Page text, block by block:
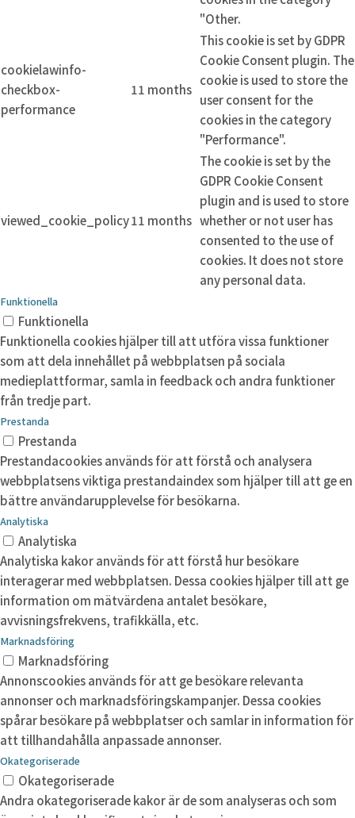
"Other.
cookielawinfo-
checkbox-
performance
11 months
This cookie is set by GDPR
Cookie Consent plugin. The
cookie is used to store the
user consent for the
cookies in the category
"Performance".
viewed_cookie_policy11 months
The cookie is set by the
GDPR Cookie Consent
plugin and is used to store
whether or not user has
consented to the use of
cookies. It does not store
any personal data.
Funktionella
Funktionella
Funktionella cookies hjälper till att utföra vissa funktioner
som att dela innehållet på webbplatsen på sociala
medieplattformar, samla in feedback och andra funktioner
från tredje part.
Prestanda
Prestanda
Prestandacookies används för att förstå och analysera
webbplatsens viktiga prestandaindex som hjälper till att ge en
bättre användarupplevelse för besökarna.
Analytiska
Analytiska
Analytiska kakor används för att förstå hur besökare
interagerar med webbplatsen. Dessa cookies hjälper till att ge
information om mätvärdena antalet besökare,
avvisningsfrekvens, trafikkälla, etc.
Marknadsföring
Marknadsföring
Annonscookies används för att ge besökare relevanta
annonser och marknadsföringskampanjer. Dessa cookies
spårar besökare på webbplatser och samlar in information för
att tillhandahålla anpassade annonser.
Okategoriserade
Okategoriserade
Andra okategoriserade kakor är de som analyseras och som